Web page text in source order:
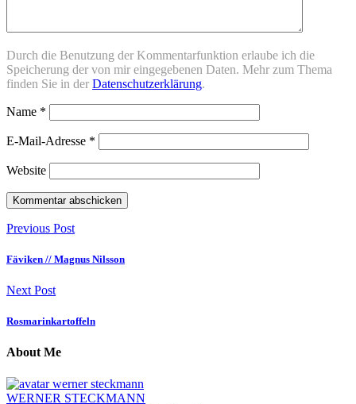
Durch die Benutzung der Kommentarfunktion erlaube ich die
Speicherung der von mir eingegebenen Daten. Mehr zum Thema
finden Sie in der Datenschutzerklärung.
Name *
E-Mail-Adresse *
Website
Previous Post
Fäviken // Magnus Nilsson
Next Post
Rosmarinkartoffeln
About Me
WERNER STECKMANN